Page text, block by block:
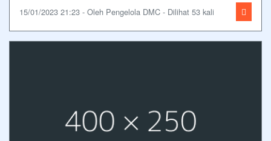
15/01/2023 21:23 - Oleh Pengelola DMC - Dilihat 53 kali